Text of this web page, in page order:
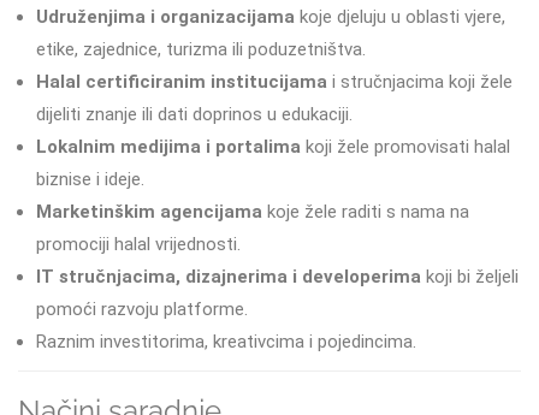
Udruženjima i organizacijama koje djeluju u oblasti vjere,
etike, zajednice, turizma ili poduzetništva.
Halal certificiranim institucijama i stručnjacima koji žele
dijeliti znanje ili dati doprinos u edukaciji.
Lokalnim medijima i portalima koji žele promovisati halal
biznise i ideje.
Marketinškim agencijama koje žele raditi s nama na
promociji halal vrijednosti.
IT stručnjacima, dizajnerima i developerima koji bi željeli
pomoći razvoju platforme.
Raznim investitorima, kreativcima i pojedincima.